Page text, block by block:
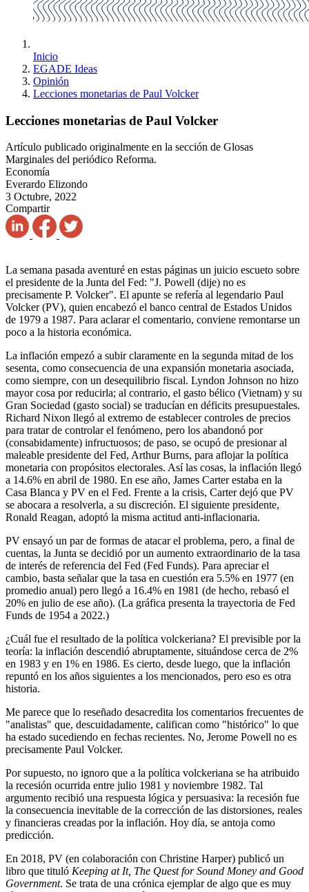
Inicio
EGADE Ideas
Opinión
Lecciones monetarias de Paul Volcker
Lecciones monetarias de Paul Volcker
Artículo publicado originalmente en la sección de Glosas
Marginales del periódico Reforma.
Economía
Everardo Elizondo
3 Octubre, 2022
Compartir
La semana pasada aventuré en estas páginas un juicio escueto sobre
el presidente de la Junta del Fed: "J. Powell (dije) no es
precisamente P. Volcker". El apunte se refería al legendario Paul
Volcker (PV), quien encabezó el banco central de Estados Unidos
de 1979 a 1987. Para aclarar el comentario, conviene remontarse un
poco a la historia económica.
La inflación empezó a subir claramente en la segunda mitad de los
sesenta, como consecuencia de una expansión monetaria asociada,
como siempre, con un desequilibrio fiscal. Lyndon Johnson no hizo
mayor cosa por reducirla; al contrario, el gasto bélico (Vietnam) y su
Gran Sociedad (gasto social) se traducían en déficits presupuestales.
Richard Nixon llegó al extremo de establecer controles de precios
para tratar de controlar el fenómeno, pero los abandonó por
(consabidamente) infructuosos; de paso, se ocupó de presionar al
maleable presidente del Fed, Arthur Burns, para aflojar la política
monetaria con propósitos electorales. Así las cosas, la inflación llegó
a 14.6% en abril de 1980. En ese año, James Carter estaba en la
Casa Blanca y PV en el Fed. Frente a la crisis, Carter dejó que PV
se abocara a resolverla, a su discreción. El siguiente presidente,
Ronald Reagan, adoptó la misma actitud anti-inflacionaria.
PV ensayó un par de formas de atacar el problema, pero, a final de
cuentas, la Junta se decidió por un aumento extraordinario de la tasa
de interés de referencia del Fed (Fed Funds). Para apreciar el
cambio, basta señalar que la tasa en cuestión era 5.5% en 1977 (en
promedio anual) pero llegó a 16.4% en 1981 (de hecho, rebasó el
20% en julio de ese año). (La gráfica presenta la trayectoria de Fed
Funds de 1954 a 2022.)
¿Cuál fue el resultado de la política volckeriana? El previsible por la
teoría: la inflación descendió abruptamente, situándose cerca de 2%
en 1983 y en 1% en 1986. Es cierto, desde luego, que la inflación
repuntó en los años siguientes a los mencionados, pero eso es otra
historia.
Me parece que lo reseñado desacredita los comentarios frecuentes de
"analistas" que, descuidadamente, califican como "histórico" lo que
ha estado sucediendo en fechas recientes. No, Jerome Powell no es
precisamente Paul Volcker.
Por supuesto, no ignoro que a la política volckeriana se ha atribuido
la recesión ocurrida entre julio 1981 y noviembre 1982. Tal
argumento recibió una respuesta lógica y persuasiva: la recesión fue
la consecuencia inevitable de la corrección de las distorsiones, reales
y financieras creadas por la inflación. Hoy día, se antoja como
predicción.
En 2018, PV (en colaboración con Christine Harper) publicó un
libro que tituló Keeping at It, The Quest for Sound Money and Good
Government. Se trata de una crónica ejemplar de algo que es muy